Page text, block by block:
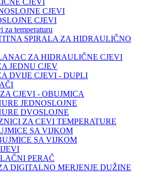
CJEVI
CJEVI
CJEVI
za temperaturu
SPIRALA ZA HIDRAULIČNO
ZA HIDRAULIČNE CJEVI
JEDNU CJEV
DVIJE CJEVI - DUPLI
CJEVI - OBUJMICA
JEDNOSLOJNE
DVOSLOJNE
ZA CEVI TEMPERATURE
SA VIJKOM
SA VIJKOM
PERAČ
DIGITALNO MERJENJE DUŽINE